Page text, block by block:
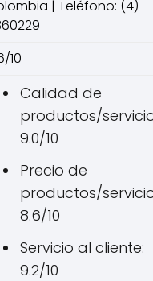
| Teléfono: (4)
10
Calidad de
productos/
9.0/10
Precio de
productos/
8.6/10
Servicio al cliente:
9.2/10